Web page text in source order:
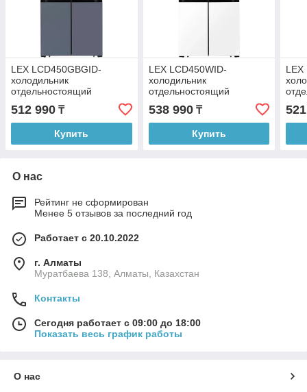
LEX LCD450GBGID-
холодильник
отдельностоящий
512 990 ₸
Купить
LEX LCD450WID-
холодильник
отдельностоящий
538 990₸
Купить
LEX
О нас
Рейтинг не сформирован
Менее 5 отзывов за последний год
Работает с 20.10.2022
г. Алматы
Муратбаева 138, Алматы, Казахстан
Контакты
Сегодня работает с 09:00 до 18:00
Показать весь график работы
О нас